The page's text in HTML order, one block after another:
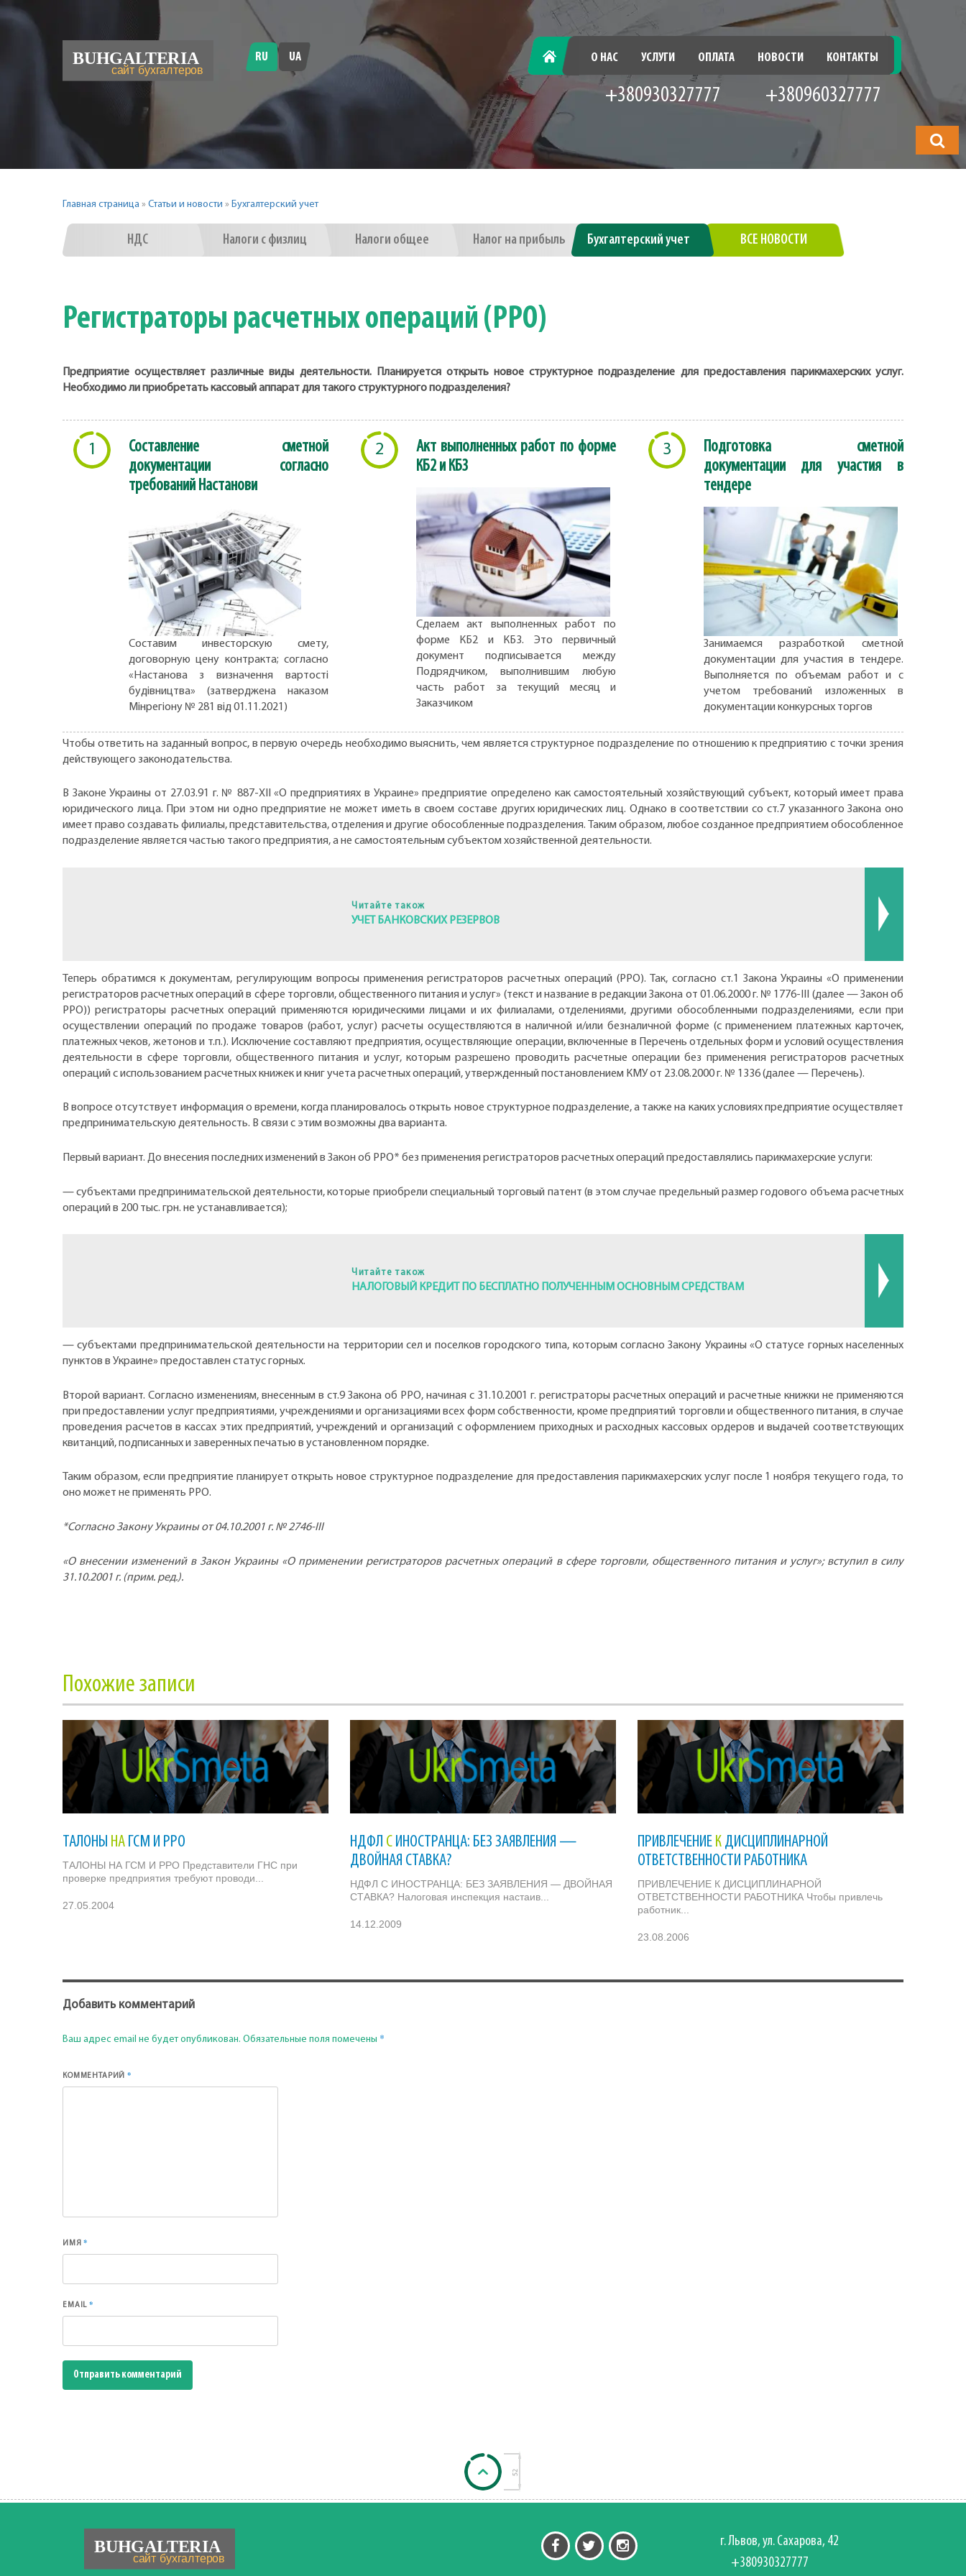
будете
RU UA ГЛАВНАЯ О НАС УСЛУГИ ОПЛАТА НОВОСТИ КОНТАКТЫ
+380930327777 +380960327777
Главная страница » Статьи и новости » Бухгалтерский учет
НДС Налоги с физлиц Налоги общее Налог на прибыль Бухгалтерский учет ВСЕ НОВОСТИ
Регистраторы расчетных операций (PPO)
Предприятие осуществляет различные виды деятельности. Планируется открыть новое структурное подразделение для предоставления парикмахерских услуг.
Необходимо ли приобретать кассовый аппарат для такого структурного подразделения?
1
Составление сметной
документации согласно
требований Настанови
Составим инвесторскую смету,
договорную цену контракта; согласно
«Настанова з визначення вартості
будівництва» (затверджена наказом
Мінрегіону № 281 від 01.11.2021)
2
Акт выполненных работ по форме
КБ2 и КБ3
Сделаем акт выполненных работ по
форме КБ2 и КБ3. Это первичный
документ подписывается между
Подрядчиком, выполнившим любую
часть работ за текущий месяц и
Заказчиком
3
Подготовка сметной
документации для участия в
тендере
Занимаемся разработкой сметной
документации для участия в тендере.
Выполняется по объемам работ и с
учетом требований изложенных в
документации конкурсных торгов
Чтобы ответить на заданный вопрос, в первую очередь необходимо выяснить, чем является структурное подразделение по отношению к предприятию с точки зрения
действующего законодательства.
В Законе Украины от 27.03.91 г. № 887-ХII «О предприятиях в Украине» предприятие определено как самостоятельный хозяйствующий субъект, который имеет права
юридического лица. При этом ни одно предприятие не может иметь в своем составе других юридических лиц. Однако в соответствии со ст.7 указанного Закона оно
имеет право создавать филиалы, представительства, отделения и другие обособленные подразделения. Таким образом, любое созданное предприятием обособленное
подразделение является частью такого предприятия, а не самостоятельным субъектом хозяйственной деятельности.
Читайте також
УЧЕТ БАНКОВСКИХ РЕЗЕРВОВ
Теперь обратимся к документам, регулирующим вопросы применения регистраторов расчетных операций (РРО). Так, согласно ст.1 Закона Украины «О применении
регистраторов расчетных операций в сфере торговли, общественного питания и услуг» (текст и название в редакции Закона от 01.06.2000 г. № 1776-III (далее — Закон об
РРО)) регистраторы расчетных операций применяются юридическими лицами и их филиалами, отделениями, другими обособленными подразделениями, если при
осуществлении операций по продаже товаров (работ, услуг) расчеты осуществляются в наличной и/или безналичной форме (с применением платежных карточек,
платежных чеков, жетонов и т.п.). Исключение составляют предприятия, осуществляющие операции, включенные в Перечень отдельных форм и условий осуществления
деятельности в сфере торговли, общественного питания и услуг, которым разрешено проводить расчетные операции без применения регистраторов расчетных
операций с использованием расчетных книжек и книг учета расчетных операций, утвержденный постановлением КМУ от 23.08.2000 г. № 1336 (далее — Перечень).
В вопросе отсутствует информация о времени, когда планировалось открыть новое структурное подразделение, а также на каких условиях предприятие осуществляет
предпринимательскую деятельность. В связи с этим возможны два варианта.
Первый вариант. До внесения последних изменений в Закон об РРО* без применения регистраторов расчетных операций предоставлялись парикмахерские услуги:
— субъектами предпринимательской деятельности, которые приобрели специальный торговый патент (в этом случае предельный размер годового объема расчетных
операций в 200 тыс. грн. не устанавливается);
Читайте також
НАЛОГОВЫЙ КРЕДИТ ПО БЕСПЛАТНО ПОЛУЧЕННЫМ ОСНОВНЫМ СРЕДСТВАМ
— субъектами предпринимательской деятельности на территории сел и поселков городского типа, которым согласно Закону Украины «О статусе горных населенных
пунктов в Украине» предоставлен статус горных.
Второй вариант. Согласно изменениям, внесенным в ст.9 Закона об РРО, начиная с 31.10.2001 г. регистраторы расчетных операций и расчетные книжки не применяются
при предоставлении услуг предприятиями, учреждениями и организациями всех форм собственности, кроме предприятий торговли и общественного питания, в случае
проведения расчетов в кассах этих предприятий, учреждений и организаций с оформлением приходных и расходных кассовых ордеров и выдачей соответствующих
квитанций, подписанных и заверенных печатью в установленном порядке.
Таким образом, если предприятие планирует открыть новое структурное подразделение для предоставления парикмахерских услуг после 1 ноября текущего года, то
оно может не применять РРО.
*Согласно Закону Украины от 04.10.2001 г. № 2746-III
«О внесении изменений в Закон Украины «О применении регистраторов расчетных операций в сфере торговли, общественного питания и услуг»; вступил в силу
31.10.2001 г. (прим. ред.).
Похожие записи
ТАЛОНЫ НА ГСМ И РРО
ТАЛОНЫ НА ГСМ И РРО Представители ГНС при
проверке предприятия требуют проводи...
27.05.2004
НДФЛ С ИНОСТРАНЦА: БЕЗ ЗАЯВЛЕНИЯ —
ДВОЙНАЯ СТАВКА?
НДФЛ С ИНОСТРАНЦА: БЕЗ ЗАЯВЛЕНИЯ — ДВОЙНАЯ
СТАВКА? Налоговая инспекция настаив...
14.12.2009
ПРИВЛЕЧЕНИЕ К ДИСЦИПЛИНАРНОЙ
ОТВЕТСТВЕННОСТИ РАБОТНИКА
ПРИВЛЕЧЕНИЕ К ДИСЦИПЛИНАРНОЙ
ОТВЕТСТВЕННОСТИ РАБОТНИКА Чтобы привлечь
работник...
23.08.2006
Добавить комментарий
Ваш адрес email не будет опубликован. Обязательные поля помечены *
КОММЕНТАРИЙ*
ИМЯ*
EMAIL*
г. Львов, ул. Сахарова, 42
+380930327777